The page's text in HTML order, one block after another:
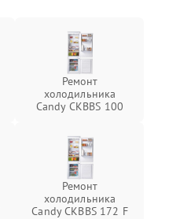
Ремонт
холодильника
Candy CKBBS 100
Ремонт
холодильника
Candy CKBBS 172 F